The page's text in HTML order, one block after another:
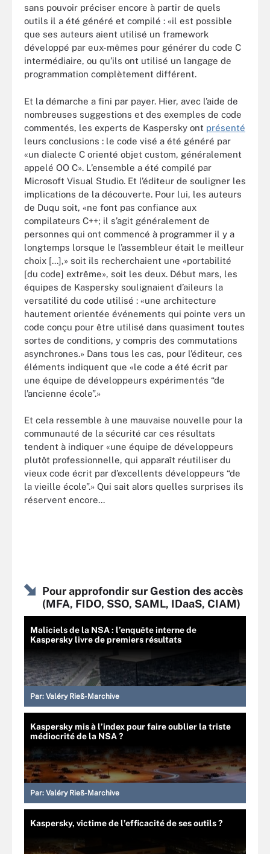
sans pouvoir préciser encore à partir de quels
outils il a été généré et compilé : «il est possible
que ses auteurs aient utilisé un framework
développé par eux-mêmes pour générer du code C
intermédiaire, ou qu’ils ont utilisé un langage de
programmation complètement différent.
Et la démarche a fini par payer. Hier, avec l’aide de
nombreuses suggestions et des exemples de code
commentés, les experts de Kaspersky ont présenté
leurs conclusions : le code visé a été généré par
«un dialecte C orienté objet custom, généralement
appelé OO C». L’ensemble a été compilé par
Microsoft Visual Studio. Et l’éditeur de souligner les
implications de la découverte. Pour lui, les auteurs
de Duqu soit, «ne font pas confiance aux
compilateurs C++; il s’agit généralement de
personnes qui ont commencé à programmer il y a
longtemps lorsque le l’assembleur était le meilleur
choix [...],» soit ils recherchaient une «portabilité
[du code] extrême», soit les deux. Début mars, les
équipes de Kaspersky soulignaient d’aileurs la
versatilité du code utilisé : «une architecture
hautement orientée événements qui pointe vers un
code conçu pour être utilisé dans quasiment toutes
sortes de conditions, y compris des commutations
asynchrones.» Dans tous les cas, pour l’éditeur, ces
éléments indiquent que «le code a été écrit par
une équipe de développeurs expérimentés “de
l’ancienne école”.»
Et cela ressemble à une mauvaise nouvelle pour la
communauté de la sécurité car ces résultats
tendent à indiquer «une équipe de développeurs
plutôt professionnelle, qui apparaît réutiliser du
vieux code écrit par d’excellents développeurs “de
la vieille école”.» Qui sait alors quelles surprises ils
réservent encore...
Pour approfondir sur Gestion des accès
(MFA, FIDO, SSO, SAML, IDaaS, CIAM)
Maliciels de la NSA : l’enquête interne de
Kaspersky livre de premiers résultats
Par: Valéry Rieß-Marchive
Kaspersky mis à l’index pour faire oublier la triste
médiocrité de la NSA ?
Par: Valéry Rieß-Marchive
Kaspersky, victime de l’efficacité de ses outils ?